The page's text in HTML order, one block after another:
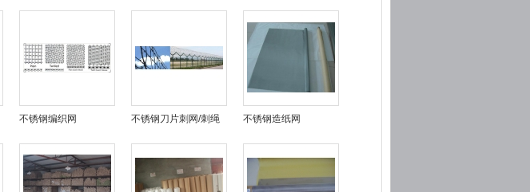
不锈钢编织网 不锈钢刀片刺网/刺绳 不锈钢造纸网